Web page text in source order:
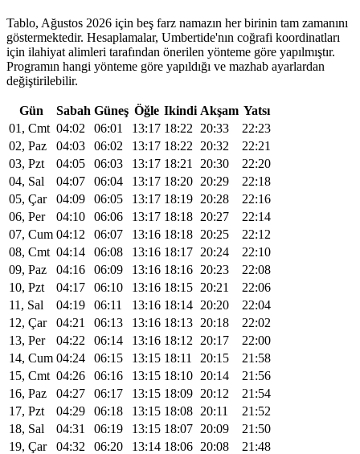
Tablo, Ağustos 2026 için beş farz namazın her birinin tam zamanını
göstermektedir. Hesaplamalar, Umbertide'nın coğrafi koordinatları
için ilahiyat alimleri tarafından önerilen yönteme göre yapılmıştır.
Programın hangi yönteme göre yapıldığı ve mazhab ayarlardan
değiştirilebilir.
Gün Sabah Güneş Öğle Ikindi Akşam Yatsı
01, Cmt 04:02 06:01 13:17 18:22 20:33
22:23
02, Paz
04:03 06:02 13:17 18:22 20:32
22:21
03, Pzt
04:05 06:03 13:17 18:21 20:30
22:20
04, Sal
04:07 06:04 13:17 18:20 20:29
22:18
05, Çar
04:09 06:05 13:17 18:19 20:28
22:16
06, Per
04:10 06:06 13:17 18:18 20:27
22:14
07, Cum 04:12 06:07 13:16 18:18 20:25
22:12
08, Cmt 04:14 06:08 13:16 18:17 20:24
22:10
09, Paz
04:16 06:09 13:16 18:16 20:23
22:08
10, Pzt
04:17 06:10 13:16 18:15 20:21
22:06
11, Sal
04:19 06:11 13:16 18:14 20:20
22:04
12, Çar
04:21 06:13 13:16 18:13 20:18
22:02
13, Per
04:22 06:14 13:16 18:12 20:17
22:00
14, Cum 04:24 06:15 13:15 18:11 20:15
21:58
15, Cmt 04:26 06:16 13:15 18:10 20:14
21:56
16, Paz
04:27 06:17 13:15 18:09 20:12
21:54
17, Pzt
04:29 06:18 13:15 18:08 20:11
21:52
18, Sal
04:31 06:19 13:15 18:07 20:09
21:50
19, Çar
04:32 06:20 13:14 18:06 20:08
21:48